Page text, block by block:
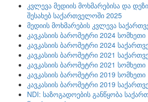
კვლევა მედიის მოხმარებისა და
შესახებ საქართველოში 2025
მედიის მოხმარების კვლევა
კავკასიის ბარომეტრი 2024 სომხეთი
კავკასიის ბარომეტრი 2024
კავკასიის ბარომეტრი 2021
კავკასიის ბარომეტრი 2021 სომხეთი
კავკასიის ბარომეტრი 2019 სომხეთი
კავკასიის ბარომეტრი 2019
NDI: საზოგადოების განწყობა